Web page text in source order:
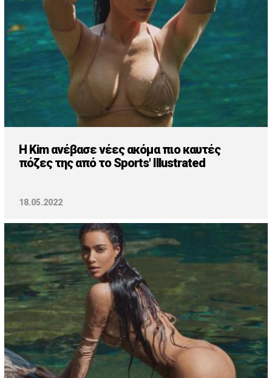
Η Kim ανέβασε νέες ακόμα πιο καυτές
πόζες της από το Sports' Illustrated
18.05.2022